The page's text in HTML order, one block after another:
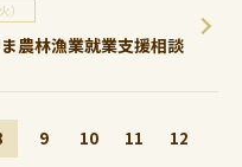
）
農林漁業就業支援相談
9 10 11
12